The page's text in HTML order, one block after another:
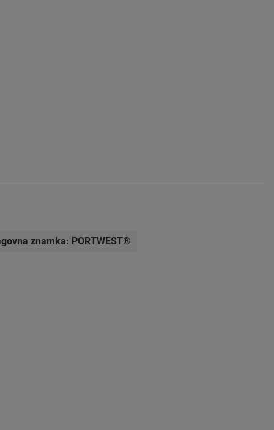
znamka: PORTWEST®